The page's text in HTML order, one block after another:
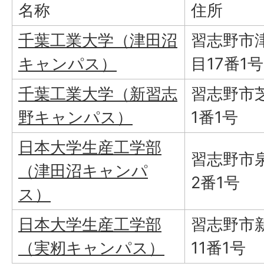
名称
住所
千葉工業大学（津田沼
キャンパス）
習志野市
目17番1号
千葉工業大学（新習志
野キャンパス）
習志野市
1番1号
日本大学生産工学部
（津田沼キャンパ
ス）
習志野市
2番1号
日本大学生産工学部
（実籾キャンパス）
習志野市
11番1号